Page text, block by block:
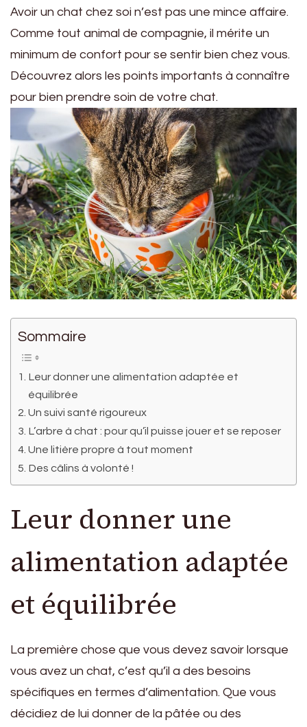
Avoir un chat chez soi n’est pas une mince affaire.
Comme tout animal de compagnie, il mérite un
minimum de confort pour se sentir bien chez vous.
Découvrez alors les points importants à connaître
pour bien prendre soin de votre chat.
Sommaire
Leur donner une alimentation adaptée et
équilibrée
Un suivi santé rigoureux
L’arbre à chat : pour qu’il puisse jouer et se reposer
Une litière propre à tout moment
Des câlins à volonté !
Leur donner une
alimentation adaptée
et équilibrée
La première chose que vous devez savoir lorsque
vous avez un chat, c’est qu’il a des besoins
spécifiques en termes d’alimentation. Que vous
décidiez de lui donner de la pâtée ou des